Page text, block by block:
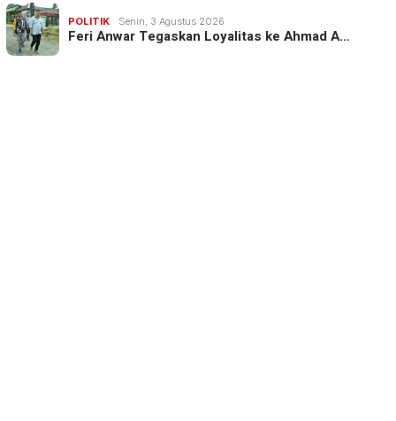
POLITIK Senin, 3 Agustus 2026
Feri Anwar Tegaskan Loyalitas ke Ahmad A…